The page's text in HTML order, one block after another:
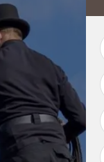
Poseur et pose de
poêle à bois et
granulé 13